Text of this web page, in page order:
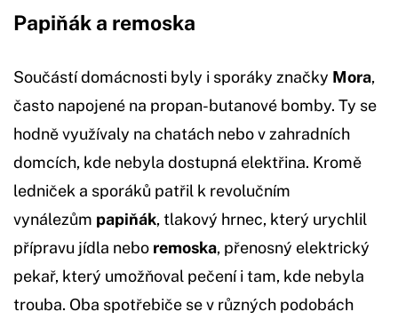
Papiňák a remoska
Součástí domácnosti byly i sporáky značky Mora,
často napojené na propan-butanové bomby. Ty se
hodně využívaly na chatách nebo v zahradních
domcích, kde nebyla dostupná elektřina. Kromě
ledniček a sporáků patřil k revolučním
vynálezům papiňák, tlakový hrnec, který urychlil
přípravu jídla nebo remoska, přenosný elektrický
pekař, který umožňoval pečení i tam, kde nebyla
trouba. Oba spotřebiče se v různých podobách